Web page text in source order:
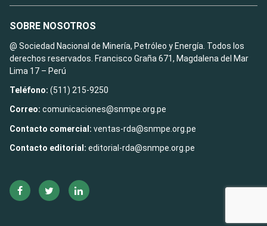
SOBRE NOSOTROS
@ Sociedad Nacional de Minería, Petróleo y Energía. Todos los
derechos reservados. Francisco Graña 671, Magdalena del Mar
Lima 17 – Perú
Teléfono: (511) 215-9250
Correo: comunicaciones@snmpe.org.pe
Contacto comercial: ventas-rda@snmpe.org.pe
Contacto editorial: editorial-rda@snmpe.org.pe